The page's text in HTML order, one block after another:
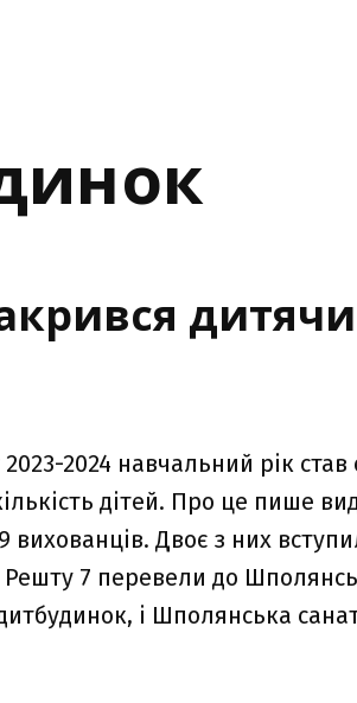
2024 навчальний рік став
дітей. Про це пише
вихованців. Двоє з них
Решту 7 перевели до
і Шполянська